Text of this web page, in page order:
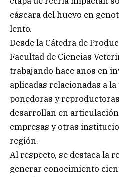
cáscara del huevo en
lento.
Desde la Cátedra de
Facultad de Ciencias
trabajando hace años en
aplicadas relacionadas a
ponedoras y
desarrollan en
empresas y otras
región.
Al respecto, se destaca la
generar conocimiento